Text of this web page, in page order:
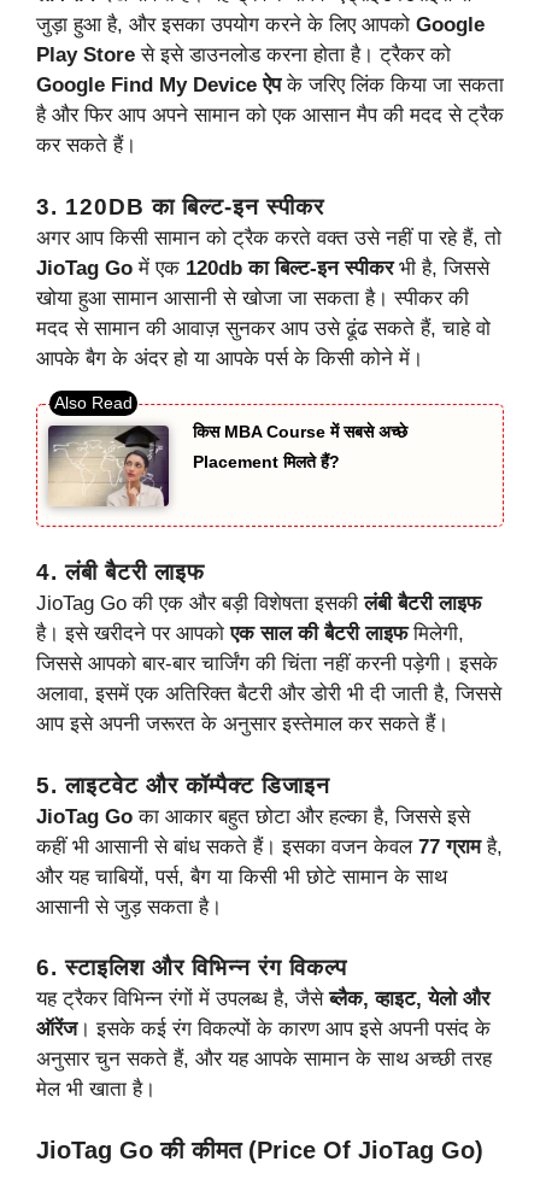
जुड़ा हुआ है, और इसका उपयोग करने के लिए आपको Google
Play Store से इसे डाउनलोड करना होता है। ट्रैकर को
Google Find My Device ऐपके जरिए लिंक किया जा सकता
है और फिर आप अपने सामान को एक आसान मैप की मदद से ट्रैक
कर सकते हैं।
3. 120DB का बिल्ट-इन स्पीकर
अगर आप किसी सामान को ट्रैक करते वक्त उसे नहीं पा रहे हैं, तो
JioTag Go में एक 120db का बिल्ट-इन स्पीकरभी है, जिससे
खोया हुआ सामान आसानी से खोजा जा सकता है। स्पीकर की
मदद से सामान की आवाज़ सुनकर आप उसे ढूंढ सकते हैं, चाहे वो
आपके बैग के अंदर हो या आपके पर्स के किसी कोने में।
किस MBA Course में सबसे अच्छे
Placement मिलते हैं?
4. लंबी बैटरी लाइफ
JioTag Go की एक और बड़ी विशेषता इसकीलंबी बैटरी लाइफ
है। इसे खरीदने पर आपकोएक साल की बैटरी लाइफमिलेगी,
जिससे आपको बार-बार चार्जिंग की चिंता नहीं करनी पड़ेगी। इसके
अलावा, इसमें एक अतिरिक्त बैटरी और डोरी भी दी जाती है, जिससे
आप इसे अपनी जरूरत के अनुसार इस्तेमाल कर सकते हैं।
5. लाइटवेट और कॉम्पैक्ट डिजाइन
JioTag Go का आकार बहुत छोटा और हल्का है, जिससे इसे
कहीं भी आसानी से बांध सकते हैं। इसका वजन केवल 77 ग्रामहै,
और यह चाबियों, पर्स, बैग या किसी भी छोटे सामान के साथ
आसानी से जुड़ सकता है।
6. स्टाइलिश और विभिन्न रंग विकल्प
यह ट्रैकर विभिन्न रंगों में उपलब्ध है, जैसेब्लैक, व्हाइट, येलो और
ऑरेंज। इसके कई रंग विकल्पों के कारण आप इसे अपनी पसंद के
अनुसार चुन सकते हैं, और यह आपके सामान के साथ अच्छी तरह
मेल भी खाता है।
JioTag Go की कीमत (Price Of JioTag Go)